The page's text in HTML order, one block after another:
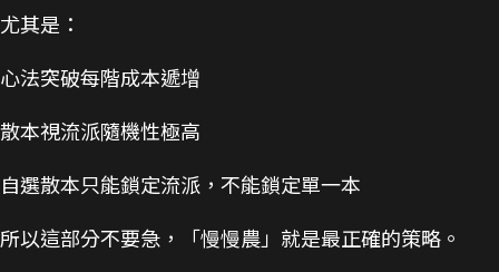
尤其是：
心法突破每階成本遞增
散本視流派隨機性極高
自選散本只能鎖定流派，不能鎖定單一本
所以這部分不要急，「慢慢農」就是最正確的策略。